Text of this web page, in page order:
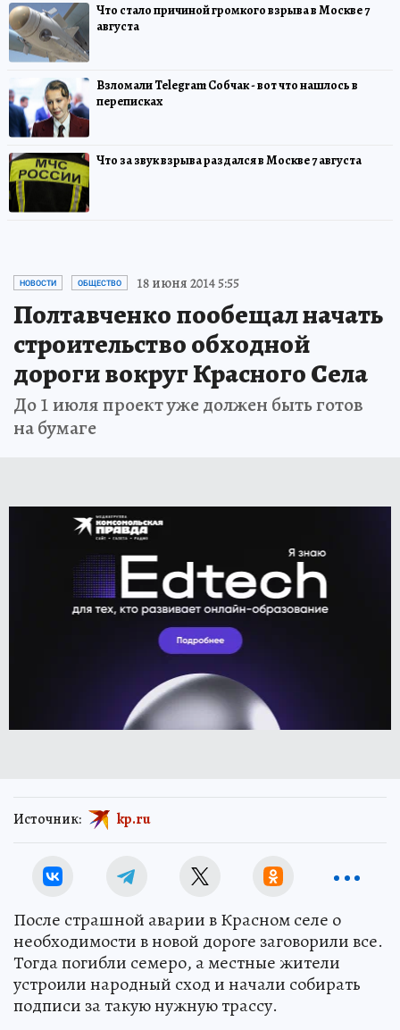
Что стало причиной громкого взрыва в Москве 7
августа
Взломали Telegram Собчак - вот что нашлось в
переписках
Что за звук взрыва раздался в Москве 7 августа
НОВОСТИ ОБЩЕСТВО 18 июня 2014 5:55
Полтавченко пообещал начать
строительство обходной
дороги вокруг Красного Села
До 1 июля проект уже должен быть готов
на бумаге
Источник: kp.ru
После страшной аварии в Красном селе о
необходимости в новой дороге заговорили все.
Тогда погибли семеро, а местные жители
устроили народный сход и начали собирать
подписи за такую нужную трассу.